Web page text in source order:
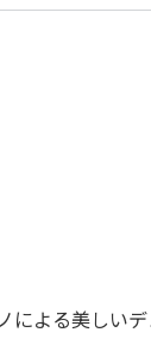
による美しい